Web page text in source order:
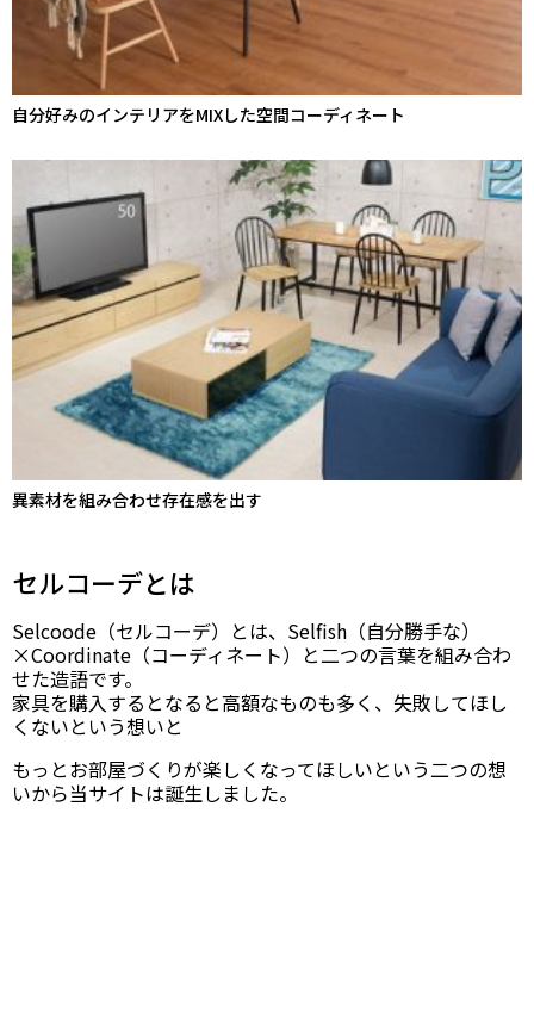
自分好みのインテリアをMIXした空間コーディネート
異素材を組み合わせ存在感を出す
セルコーデとは
Selcoode（セルコーデ）とは、Selfish（自分勝手な）
×Coordinate（コーディネート）と二つの言葉を組み合わ
せた造語です。
家具を購入するとなると高額なものも多く、失敗してほし
くないという想いと
もっとお部屋づくりが楽しくなってほしいという二つの想
いから当サイトは誕生しました。